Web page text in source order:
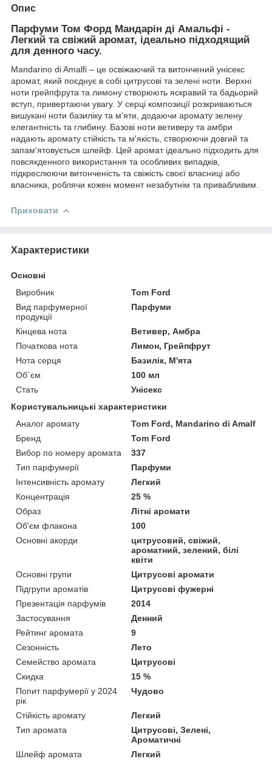
Опис
Парфуми Том Форд Мандарін ді Амальфі -
Легкий та свіжий аромат, ідеально підходящий
для денного часу.
Mandarino di Amalfi – це освіжаючий та витончений унісекс
аромат, який поєднує в собі цитрусові та зелені ноти. Верхні
ноти грейпфрута та лимону створюють яскравий та бадьорий
вступ, привертаючи увагу. У серці композиції розкриваються
вишукані ноти базиліку та м'яти, додаючи аромату зелену
елегантність та глибину. Базові ноти ветиверу та амбри
надають аромату стійкість та м'якість, створюючи довгий та
запам'ятовується шлейф. Цей аромат ідеально підходить для
повсякденного використання та особливих випадків,
підкреслюючи витонченість та свіжість своєї власниці або
власника, роблячи кожен момент незабутнім та привабливим.
Приховати
Характеристики
Основні
Виробник
Tom Ford
Вид парфумерної
продукції
Парфуми
Кінцева нота
Ветивер, Амбра
Початкова нота
Лимон, Грейпфрут
Нота серця
Базилік, М'ята
Об`єм
100 мл
Стать
Унісекс
Користувальницькі характеристики
Аналог аромату
Tom Ford, Mandarino di Amalf
Бренд
Tom Ford
Вибор по номеру аромата
337
Тип парфумерії
Парфуми
Інтенсивність аромату
Легкий
Концентрація
25 %
Образ
Літні аромати
Об'єм флакона
100
Основні акорди
цитрусовий, свіжий,
ароматний, зелений, білі
квіти
Основні групи
Цитрусові аромати
Підгрупи ароматів
Цитрусові фужерні
Презентація парфумів
2014
Застосування
Денний
Рейтинг аромата
9
Сезонність
Лето
Семейство аромата
Цитрусові
Скидка
15 %
Попит парфумерії у 2024
рік
Чудово
Стійкість аромату
Легкий
Тип аромата
Цитрусові, Зелені,
Ароматичні
Шлейф аромата
Легкий